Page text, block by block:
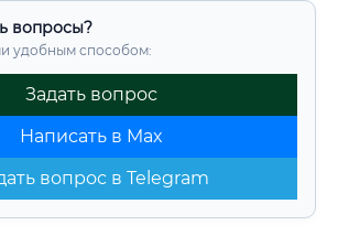
вопросы?
удобным способом:
Задать вопрос
Написать в Max
вопрос в Telegram